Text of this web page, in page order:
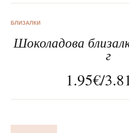
За нас
БЛИЗАЛКИ
Шоколадова
г
1.95€/